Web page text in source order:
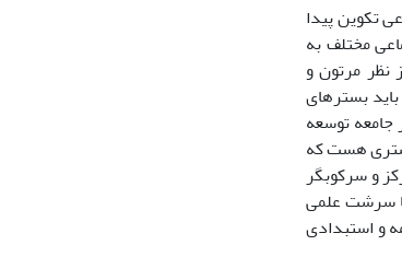
تکوین پیدا
مختلف به
نظر مرتون و
بسترهای
جامعه توسعه
هست که
و سرکوب‏گر
سرشت علمی
خودکامه و استبدادی